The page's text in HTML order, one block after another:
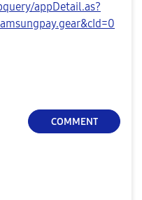
appDetail.as?
COMMENT